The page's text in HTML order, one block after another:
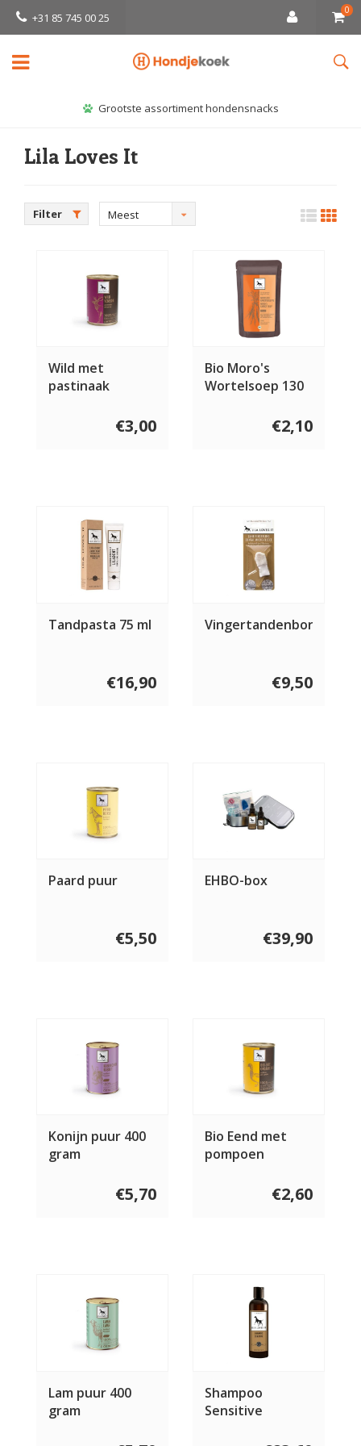
+31 85 745 00 25
0
Grootste assortiment hondensnacks
Lila Loves It
Filter
Meest
Wild met
pastinaak
€3,00
Bio Moro's
Wortelsoep 130
€2,10
Tandpasta 75 ml
€16,90
Vingertandenborstel
€9,50
Paard puur
€5,50
EHBO-box
€39,90
Konijn puur 400
gram
€5,70
Bio Eend met
pompoen
€2,60
Lam puur 400
gram
Shampoo
Sensitive